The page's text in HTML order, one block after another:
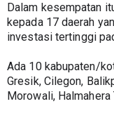
Dalam kesempatan
kepada 17 daerah
investasi tertinggi
Ada 10 kabupaten/
Gresik, Cilegon,
Morowali, Halmahera